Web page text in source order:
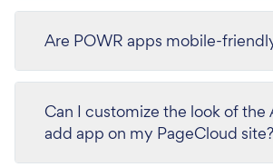
Are POWR apps mobile-
Can I customize the look of the
add app on my PageCloud site?